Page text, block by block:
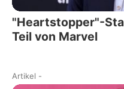
"Heartstopper"-
Teil von Marvel
Artikel -